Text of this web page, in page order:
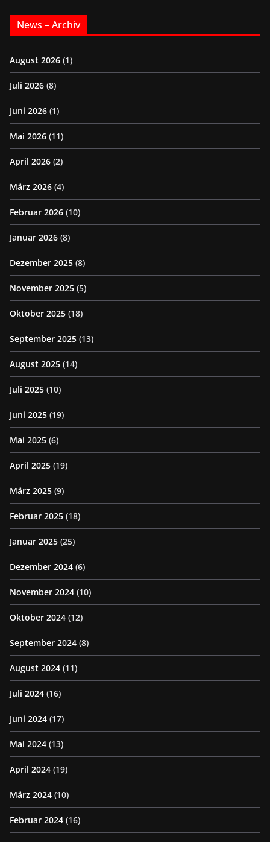
News – Archiv
August 2026 (1)
Juli 2026 (8)
Juni 2026 (1)
Mai 2026 (11)
April 2026 (2)
März 2026 (4)
Februar 2026 (10)
Januar 2026 (8)
Dezember 2025 (8)
November 2025 (5)
Oktober 2025 (18)
September 2025 (13)
August 2025 (14)
Juli 2025 (10)
Juni 2025 (19)
Mai 2025 (6)
April 2025 (19)
März 2025 (9)
Februar 2025 (18)
Januar 2025 (25)
Dezember 2024 (6)
November 2024 (10)
Oktober 2024 (12)
September 2024 (8)
August 2024 (11)
Juli 2024 (16)
Juni 2024 (17)
Mai 2024 (13)
April 2024 (19)
März 2024 (10)
Februar 2024 (16)